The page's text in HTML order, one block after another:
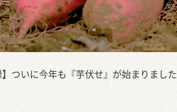
】ついに今年も『芋伏せ』が始まりました